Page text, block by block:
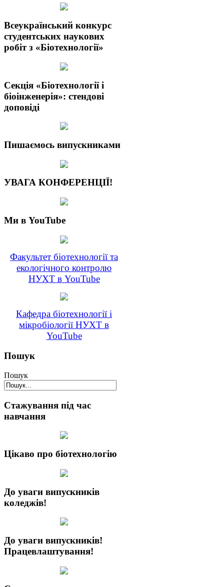
Всеукраїнський конкурс
студентських наукових
робіт з «Біотехнології»
Секція «Біотехнології і
біоінженерія»: стендові
доповіді
Пишаємось випускниками
УВАГА КОНФЕРЕНЦІЇ!
Ми в YouTube
Факультет біотехнології та
екологічного контролю
НУХТ в YouTube
Кафедра біотехнології і
мікробіології НУХТ в
YouTube
Пошук
Пошук
Стажування під час
навчання
Цікаво про біотехнологію
До уваги випускників
коледжів!
До уваги випускників!
Працевлаштування!